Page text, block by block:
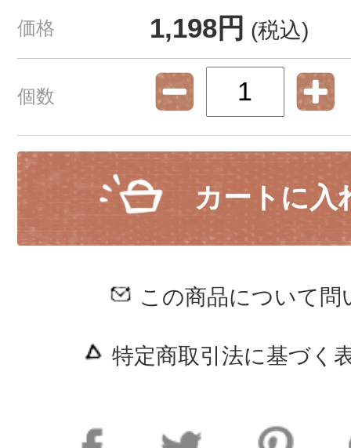
価格 1,198円 (税込)
個数
カートに入
この商品について問
特定商取引法に基づく